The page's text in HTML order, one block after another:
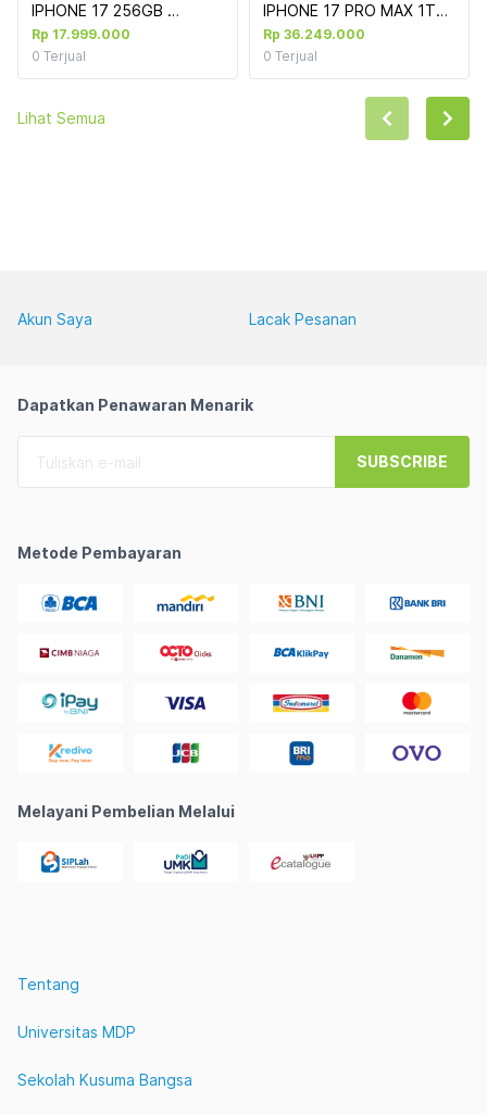
IPHONE 17 256GB
WHITE(G103)
Rp 17.999.000
0 Terjual
IPHONE 17 PRO MAX 1TB
SILVER #MFYV4PA/A
Rp 36.249.000
0 Terjual
Lihat Semua
Akun Saya Lacak Pesanan
Dapatkan Penawaran Menarik
SUBSCRIBE
Metode Pembayaran
Melayani Pembelian Melalui
Tentang
Universitas MDP
Sekolah Kusuma Bangsa